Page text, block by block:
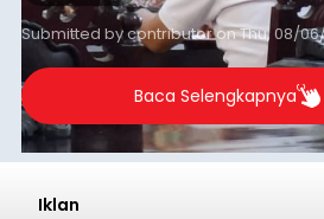
Submitted bycontributoronThu, 08/
Baca Selengkapnya
Iklan